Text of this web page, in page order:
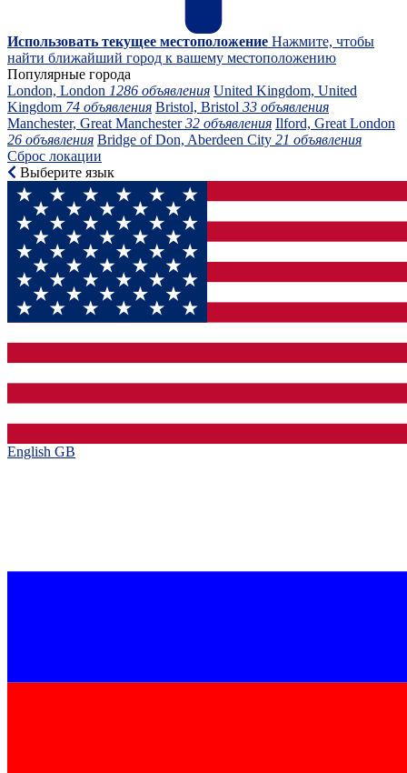
Использовать текущее местоположение Нажмите, чтобы
найти ближайший город к вашему местоположению
Популярные города
London, London 1286 объявления United Kingdom, United
Kingdom 74 объявления Bristol, Bristol 33 объявления
Manchester, Great Manchester32 объявления Ilford, Great London
26 объявления Bridge of Don, Aberdeen City 21 объявления
Сброс локации
Выберите язык
English GB‎